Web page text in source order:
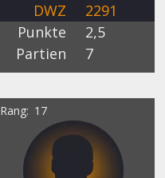
DWZ
2291
Punkte
2,5
Partien
7
Rang 17